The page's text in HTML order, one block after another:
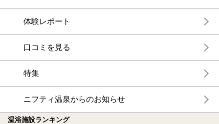
体験レポート
口コミを見る
特集
ニフティ温泉からのお知らせ
温浴施設ランキング